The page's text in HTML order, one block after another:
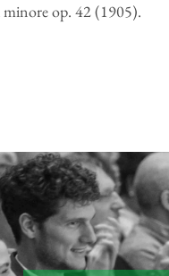
minore op. 42 (1905).